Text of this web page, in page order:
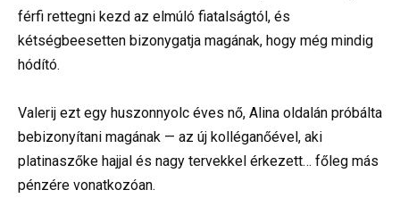
férfi rettegni kezd az elmúló fiatalságtól, és
kétségbeesetten bizonygatja magának, hogy még mindig
hódító.
Valerij ezt egy huszonnyolc éves nő, Alina oldalán próbálta
bebizonyítani magának — az új kolléganőével, aki
platinaszőke hajjal és nagy tervekkel érkezett… főleg más
pénzére vonatkozóan.